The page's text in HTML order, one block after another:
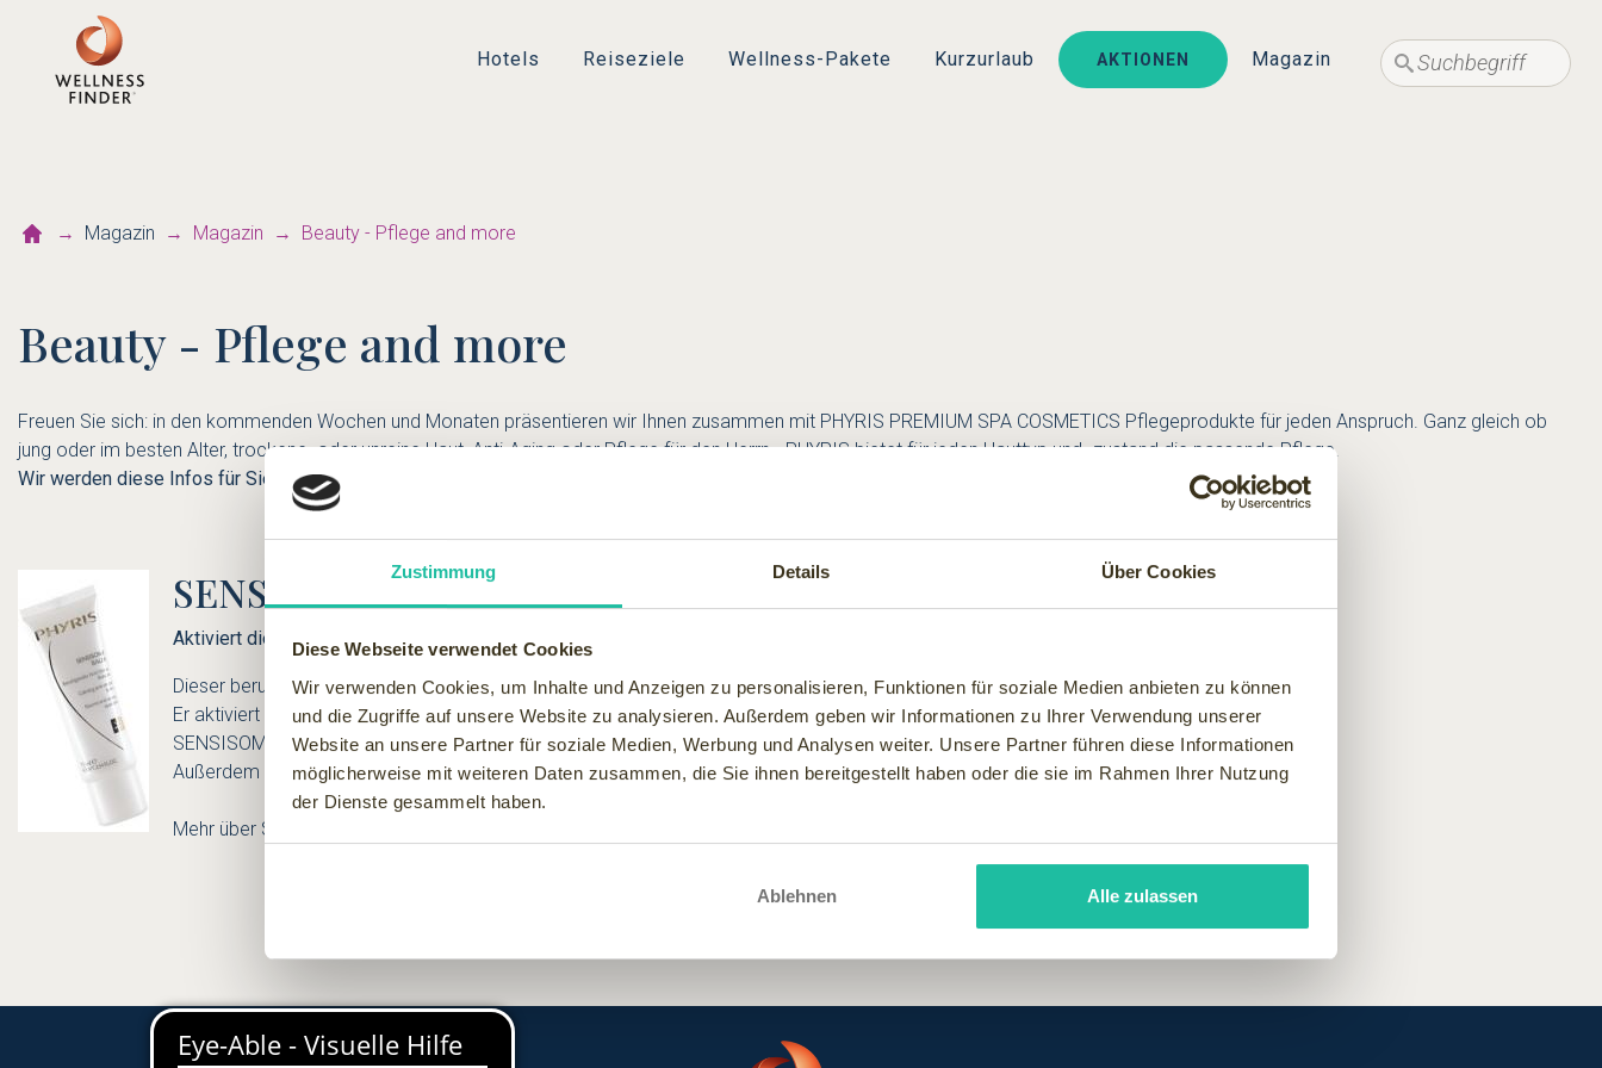
Zustimmung Details Über Cookies
Diese Webseite verwendet Cookies
Wir verwenden Cookies, um Inhalte und Anzeigen zu personalisieren, Funktionen für soziale Medien anbieten zu können
und die Zugriffe auf unsere Website zu analysieren. Außerdem geben wir Informationen zu Ihrer Verwendung unserer
Website an unsere Partner für soziale Medien, Werbung und Analysen weiter. Unsere Partner führen diese Informationen
möglicherweise mit weiteren Daten zusammen, die Sie ihnen bereitgestellt haben oder die sie im Rahmen Ihrer Nutzung
der Dienste gesammelt haben.
Ablehnen Alle zulassen
Hotels Reiseziele Wellness-Pakete Kurzurlaub AKTIONEN Magazin
Suche
Suche
Magazin Magazin Beauty - Pflege and more
Beauty - Pflege and more
Freuen Sie sich: in den kommenden Wochen und Monaten präsentieren wir Ihnen zusammen mit PHYRIS PREMIUM SPA COSMETICS Pflegeprodukte für jeden Anspruch. Ganz gleich ob
jung oder im besten Alter, trockene oder unreine Haut, Anti-Aging oder Pflege für den Herrn - PHYRIS bietet für jeden Hauttyp und -zustand die passende Pflege.
Wir werden diese Infos für Sie in der Nachschlage-Rubrik "Beauty Pflege & more" sammeln, damit Sie den schnellen Überblick haben.
SENSISOMI BALM
Aktiviert die Widerstandskraft der sensiblen Haut
Dieser beruhigende Anti-Stress Balsam stärkt das Immunsystem unserer empfindlichen Haut mit Tiefsee-Elementen.
Er aktiviert die körpereigenen Abwehrkräfte und hilft der Haut, sich selbst zu helfen. Dabei werden u.a. Rötungen und Irritationen gemildert.
SENSISOMI BALM macht die tägliche Kosmetik noch verträglicher und wird deshalb immer vor der anschließenden Pflege aufgetragen.
Außerdem ist er frei von Emulgatoren, Farb-, Duft- und Konservierungsstoffen.
Mehr über SENSISOMI BALM von PHYRIS gleich hier